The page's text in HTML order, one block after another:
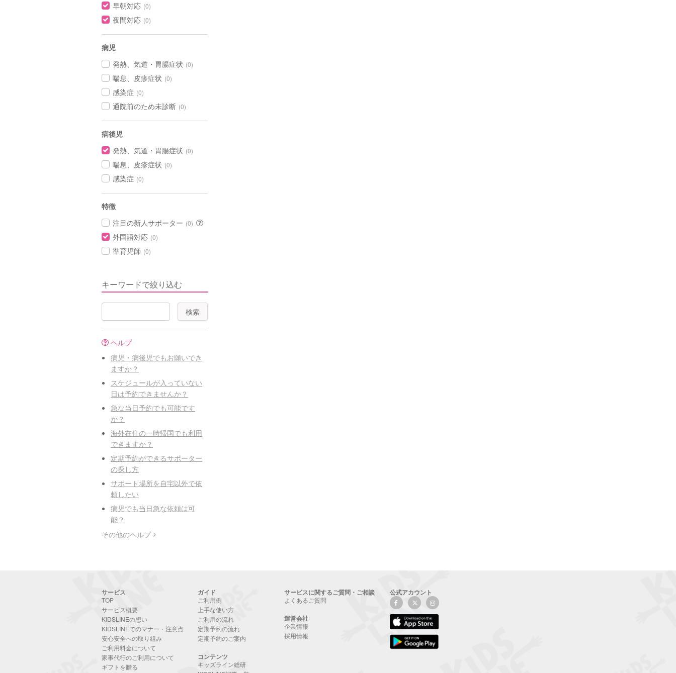
早朝対応 (0)
夜間対応 (0)
病児
発熱、気道・胃腸症状 (0)
喘息、皮疹症状 (0)
感染症 (0)
通院前のため未診断 (0)
病後児
発熱、気道・胃腸症状 (0)
喘息、皮疹症状 (0)
感染症 (0)
特徴
注目の新人サポーター (0)
外国語対応 (0)
準育児師 (0)
キーワードで絞り込む
ヘルプ
病児・病後児でもお願いでき
ますか？
スケジュールが入っていない
日は予約できませんか？
急な当日予約でも可能です
か？
海外在住の一時帰国でも利用
できますか？
定期予約ができるサポーター
の探し方
サポート場所を自宅以外で依
頼したい
病児でも当日急な依頼は可
能？
その他のヘルプ
サービス
TOP
サービス概要
KIDSLINEの想い
KIDSLINEでのマナー・注意点
安心安全への取り組み
ご利用料金について
家事代行のご利用について
ギフトを贈る
ガイド
ご利用例
上手な使い方
ご利用の流れ
定期予約の流れ
定期予約のご案内
コンテンツ
キッズライン総研
サービスに関するご質問・ご相談
よくあるご質問
運営会社
企業情報
採用情報
公式アカウント